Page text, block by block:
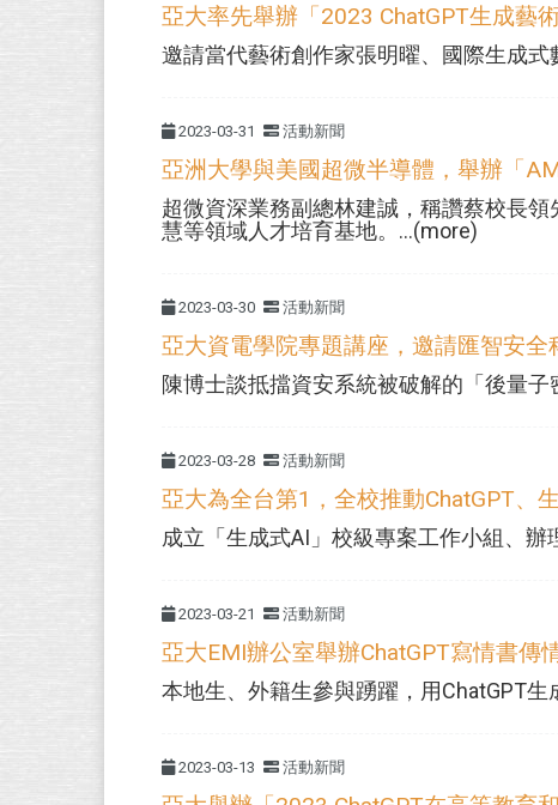
亞大率先舉辦「2023 ChatGPT生成藝
邀請當代藝術創作家張明曜、國際生成
2023-03-31 活動新聞
亞洲大學與美國超微半導體，舉辦「
超微資深業務副總林建誠，稱讚蔡校長
慧等領域人才培育基地。...(more)
2023-03-30 活動新聞
亞大資電學院專題講座，邀請匯智安
陳博士談抵擋資安系統被破解的「後量
2023-03-28 活動新聞
亞大為全台第1，全校推動ChatGPT、
成立「生成式AI」校級專案工作小組、
2023-03-21 活動新聞
亞大EMI辦公室舉辦ChatGPT寫情書傳
本地生、外籍生參與踴躍，用ChatGPT
2023-03-13 活動新聞